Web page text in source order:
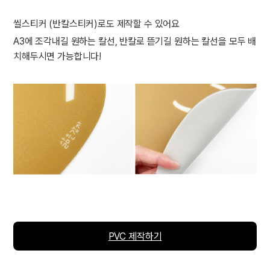
씰스티커 (반칼스티커)로도 제작할 수 있어요
A3에 조각내길 원하는 칼선, 반칼로 뜯기길 원하는 칼선을 모두 배
치해두시면 가능합니다!
PVC 제작하기